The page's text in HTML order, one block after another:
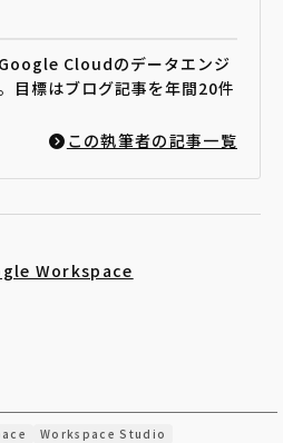
Cloudのデータエンジ
目標はブログ記事を年間20件
この執筆者の記事一覧
Workspace
Workspace Studio